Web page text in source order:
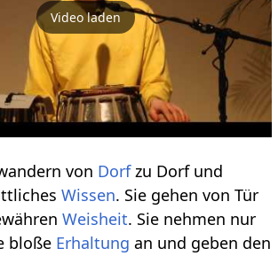
Video laden
von Dorfzu Dorf und
Wissen. Sie gehen von Tür
Weisheit. Sie nehmen nur
bloße Erhaltung an und geben den